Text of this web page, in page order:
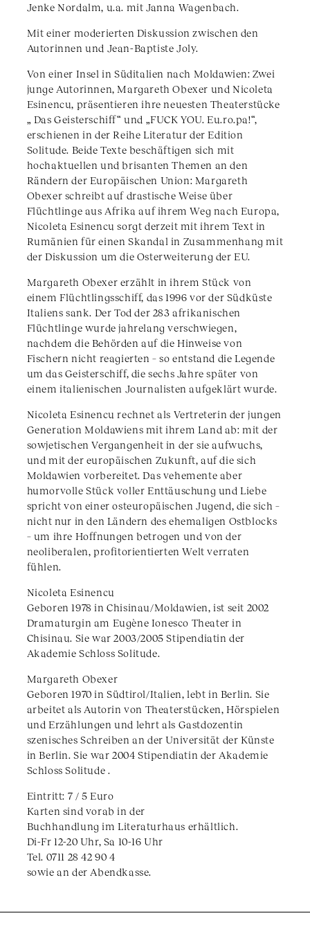
Jenke Nordalm, u.a. mit Janna Wagenbach.
Mit einer moderierten Diskussion zwischen den
Autorinnen und Jean-Baptiste Joly.
Von einer Insel in Süditalien nach Moldawien: Zwei
junge Autorinnen, Margareth Obexer und Nicoleta
Esinencu, präsentieren ihre neuesten Theaterstücke
„ Das Geisterschiff“ und „FUCK YOU. Eu.ro.pa!“,
erschienen in der Reihe Literatur der Edition
Solitude. Beide Texte beschäftigen sich mit
hochaktuellen und brisanten Themen an den
Rändern der Europäischen Union: Margareth
Obexer schreibt auf drastische Weise über
Flüchtlinge aus Afrika auf ihrem Weg nach Europa,
Nicoleta Esinencu sorgt derzeit mit ihrem Text in
Rumänien für einen Skandal in Zusammenhang mit
der Diskussion um die Osterweiterung der EU.
Margareth Obexer erzählt in ihrem Stück von
einem Flüchtlingsschiff, das 1996 vor der Südküste
Italiens sank. Der Tod der 283 afrikanischen
Flüchtlinge wurde jahrelang verschwiegen,
nachdem die Behörden auf die Hinweise von
Fischern nicht reagierten – so entstand die Legende
um das Geisterschiff, die sechs Jahre später von
einem italienischen Journalisten aufgeklärt wurde.
Nicoleta Esinencu rechnet als Vertreterin der jungen
Generation Moldawiens mit ihrem Land ab: mit der
sowjetischen Vergangenheit in der sie aufwuchs,
und mit der europäischen Zukunft, auf die sich
Moldawien vorbereitet. Das vehemente aber
humorvolle Stück voller Enttäuschung und Liebe
spricht von einer osteuropäischen Jugend, die sich –
nicht nur in den Ländern des ehemaligen Ostblocks
– um ihre Hoffnungen betrogen und von der
neoliberalen, profitorientierten Welt verraten
fühlen.
Nicoleta Esinencu
Geboren 1978 in Chisinau/Moldawien, ist seit 2002
Dramaturgin am Eugène Ionesco Theater in
Chisinau. Sie war 2003/2005 Stipendiatin der
Akademie Schloss Solitude.
Margareth Obexer
Geboren 1970 in Südtirol/Italien, lebt in Berlin. Sie
arbeitet als Autorin von Theaterstücken, Hörspielen
und Erzählungen und lehrt als Gastdozentin
szenisches Schreiben an der Universität der Künste
in Berlin. Sie war 2004 Stipendiatin der Akademie
Schloss Solitude .
Eintritt: 7 / 5 Euro
Karten sind vorab in der
Buchhandlung im Literaturhaus erhältlich.
Di-Fr 12-20 Uhr, Sa 10-16 Uhr
Tel. 0711 28 42 90 4
sowie an der Abendkasse.